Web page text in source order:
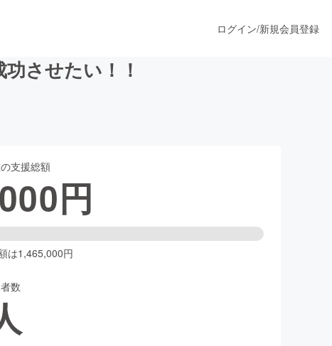
ア
ログイン/新規会員登録
させたい！！
支援総額
円
は1,465,000円
数